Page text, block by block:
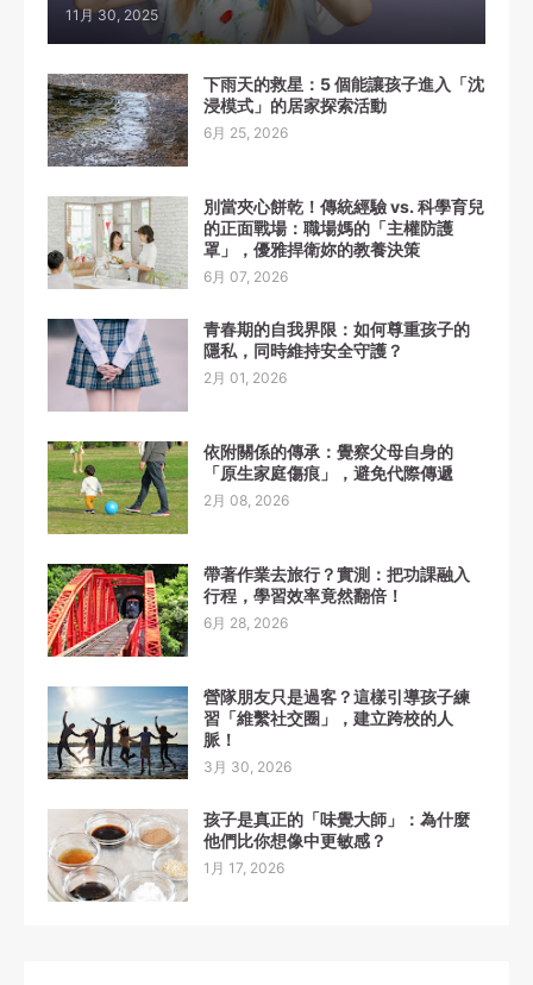
11月 30, 2025
下雨天的救星：5 個能讓孩子進入「沈
浸模式」的居家探索活動
6月 25, 2026
別當夾心餅乾！傳統經驗 vs. 科學育兒
的正面戰場：職場媽的「主權防護
罩」，優雅捍衛妳的教養決策
6月 07, 2026
青春期的自我界限：如何尊重孩子的
隱私，同時維持安全守護？
2月 01, 2026
依附關係的傳承：覺察父母自身的
「原生家庭傷痕」，避免代際傳遞
2月 08, 2026
帶著作業去旅行？實測：把功課融入
行程，學習效率竟然翻倍！
6月 28, 2026
營隊朋友只是過客？這樣引導孩子練
習「維繫社交圈」，建立跨校的人
脈！
3月 30, 2026
孩子是真正的「味覺大師」：為什麼
他們比你想像中更敏感？
1月 17, 2026